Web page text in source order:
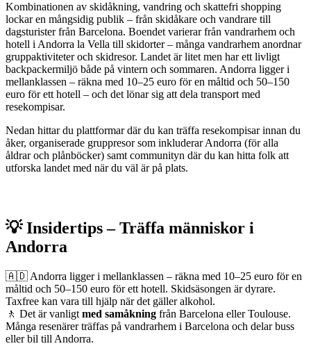
Kombinationen av skidåkning, vandring och skattefri shopping
lockar en mångsidig publik – från skidåkare och vandrare till
dagsturister från Barcelona. Boendet varierar från vandrarhem och
hotell i Andorra la Vella till skidorter – många vandrarhem anordnar
gruppaktiviteter och skidresor. Landet är litet men har ett livligt
backpackermiljö både på vintern och sommaren. Andorra ligger i
mellanklassen – räkna med 10–25 euro för en måltid och 50–150
euro för ett hotell – och det lönar sig att dela transport med
resekompisar.
Nedan hittar du plattformar där du kan träffa resekompisar innan du
åker, organiserade gruppresor som inkluderar Andorra (för alla
åldrar och plånböcker) samt communityn där du kan hitta folk att
utforska landet med när du väl är på plats.
💡 Insidertips – Träffa människor i
Andorra
🇦🇩 Andorra ligger i mellanklassen – räkna med 10–25 euro för en
måltid och 50–150 euro för ett hotell. Skidsäsongen är dyrare.
Taxfree kan vara till hjälp när det gäller alkohol.
🚶 Det är vanligt med samåkning från Barcelona eller Toulouse.
Många resenärer träffas på vandrarhem i Barcelona och delar buss
eller bil till Andorra.